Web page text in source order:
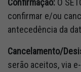
Confirmação: O
confirmar e/ou
antecedência da
Cancelamento/
serão aceitos, via